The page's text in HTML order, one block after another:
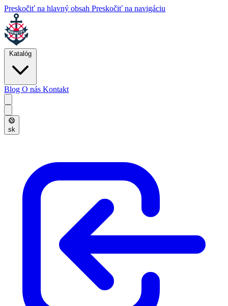
Preskočiť na hlavný obsah Preskočiť na navigáciu
Katalóg
Blog O nás Kontakt
sk